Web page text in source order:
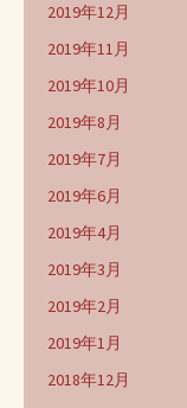
2019年12月
2019年11月
2019年10月
2019年8月
2019年7月
2019年6月
2019年4月
2019年3月
2019年2月
2019年1月
2018年12月